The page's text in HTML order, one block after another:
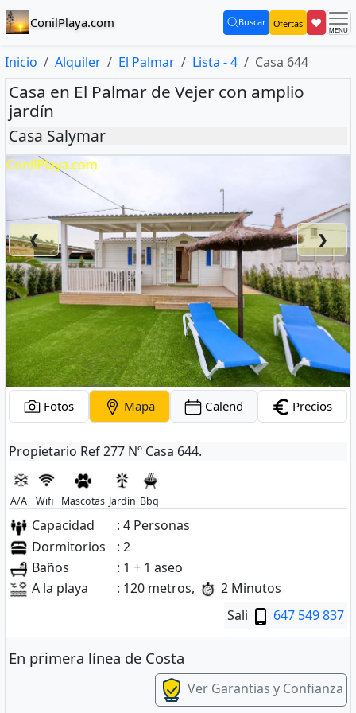
ConilPlaya.com Buscar
(current) Ofertas ❤
Inicio Alquiler El Palmar Lista - 4 Casa 644
Casa en El Palmar de Vejer con amplio
jardín
Casa Salymar
❮ ❯
Fotos Mapa Calend Precios
Propietario Ref 277 Nº Casa 644.
A/A Wifi Mascotas Jardín Bbq
Capacidad
: 4 Personas
Dormitorios
: 2
Baños
: 1 + 1 aseo
A la playa
: 120 metros,
2 Minutos
Sali
647 549 837
En primera línea de Costa
Ver Garantias y Confianza